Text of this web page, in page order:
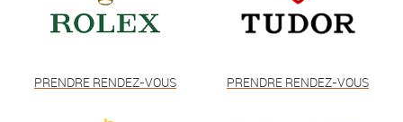
PRENDRE RENDEZ-VOUS PRENDRE RENDEZ-VOUS